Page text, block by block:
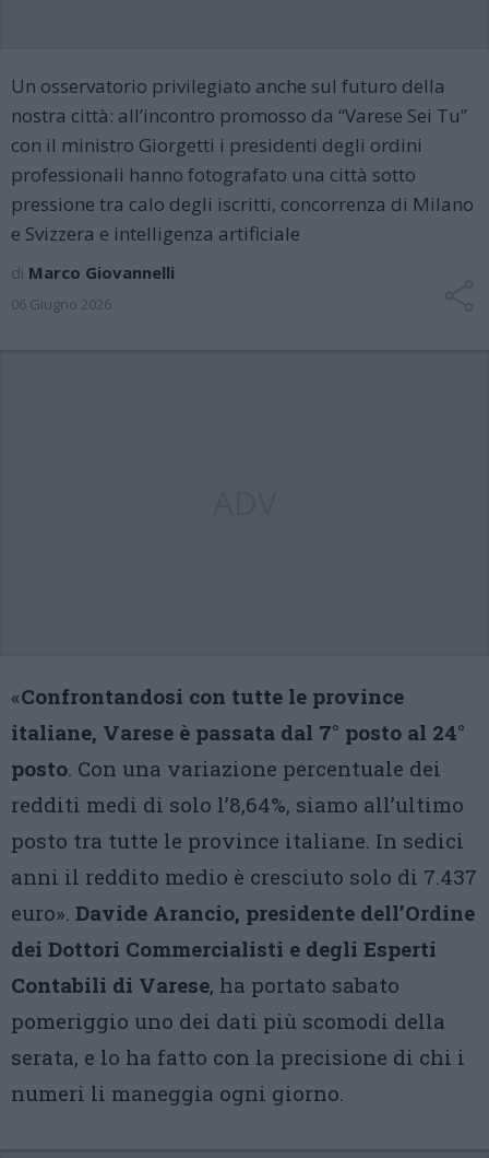
Un osservatorio privilegiato anche sul futuro della
nostra città: all’incontro promosso da “Varese Sei Tu”
con il ministro Giorgetti i presidenti degli ordini
professionali hanno fotografato una città sotto
pressione tra calo degli iscritti, concorrenza di Milano
e Svizzera e intelligenza artificiale
di Marco Giovannelli
06 Giugno 2026
«Confrontandosi con tutte le province
italiane, Varese è passata dal 7° posto al 24°
posto. Con una variazione percentuale dei
redditi medi di solo l’8,64%, siamo all’ultimo
posto tra tutte le province italiane. In sedici
anni il reddito medio è cresciuto solo di 7.437
euro». Davide Arancio, presidente dell’Ordine
dei Dottori Commercialisti e degli Esperti
Contabili di Varese, ha portato sabato
pomeriggio uno dei dati più scomodi della
serata, e lo ha fatto con la precisione di chi i
numeri li maneggia ogni giorno.